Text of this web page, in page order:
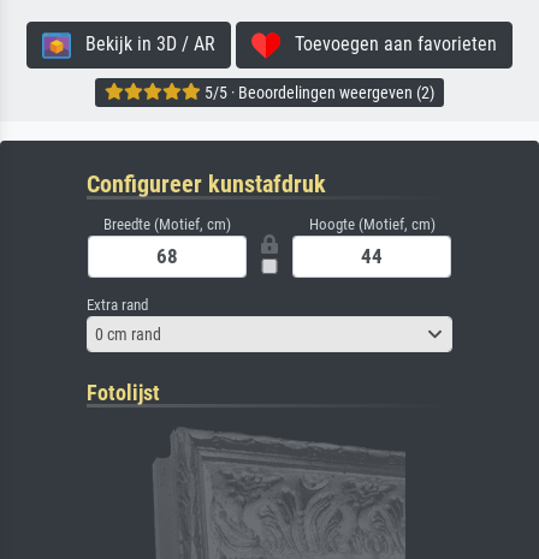
Bekijk in 3D / AR Toevoegen aan favorieten
5/5 · Beoordelingen weergeven (2)
Configureer kunstafdruk
Breedte (Motief, cm) Hoogte (Motief, cm)
Extra rand
0 cm rand
Fotolijst